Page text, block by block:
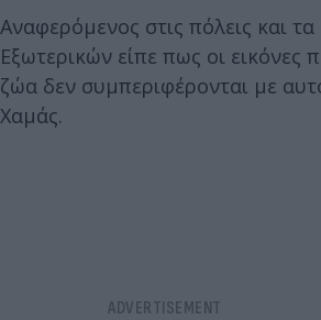
Αναφερόμενος στις πόλεις και
Εξωτερικών είπε πως οι
ζώα δεν συμπεριφέρονται με
Χαμάς.